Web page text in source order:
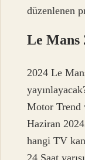
düzenlenen
Le Mans
2024 Le
Motor Trend
Haziran
hangi TV